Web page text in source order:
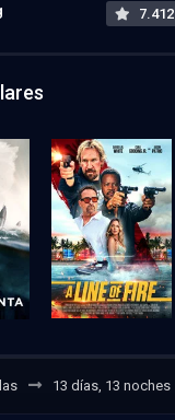
7.412
13 días, 13 noches